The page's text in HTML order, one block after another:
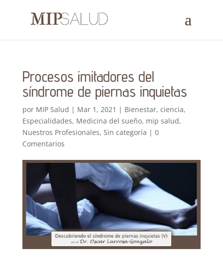
Procesos imitadores del
síndrome de piernas inquietas
por MIP Salud | Mar 1, 2021 | Bienestar, ciencia,
Especialidades, Medicina del sueño, mip salud,
Nuestros Profesionales, Sin categoría | 0
Comentarios